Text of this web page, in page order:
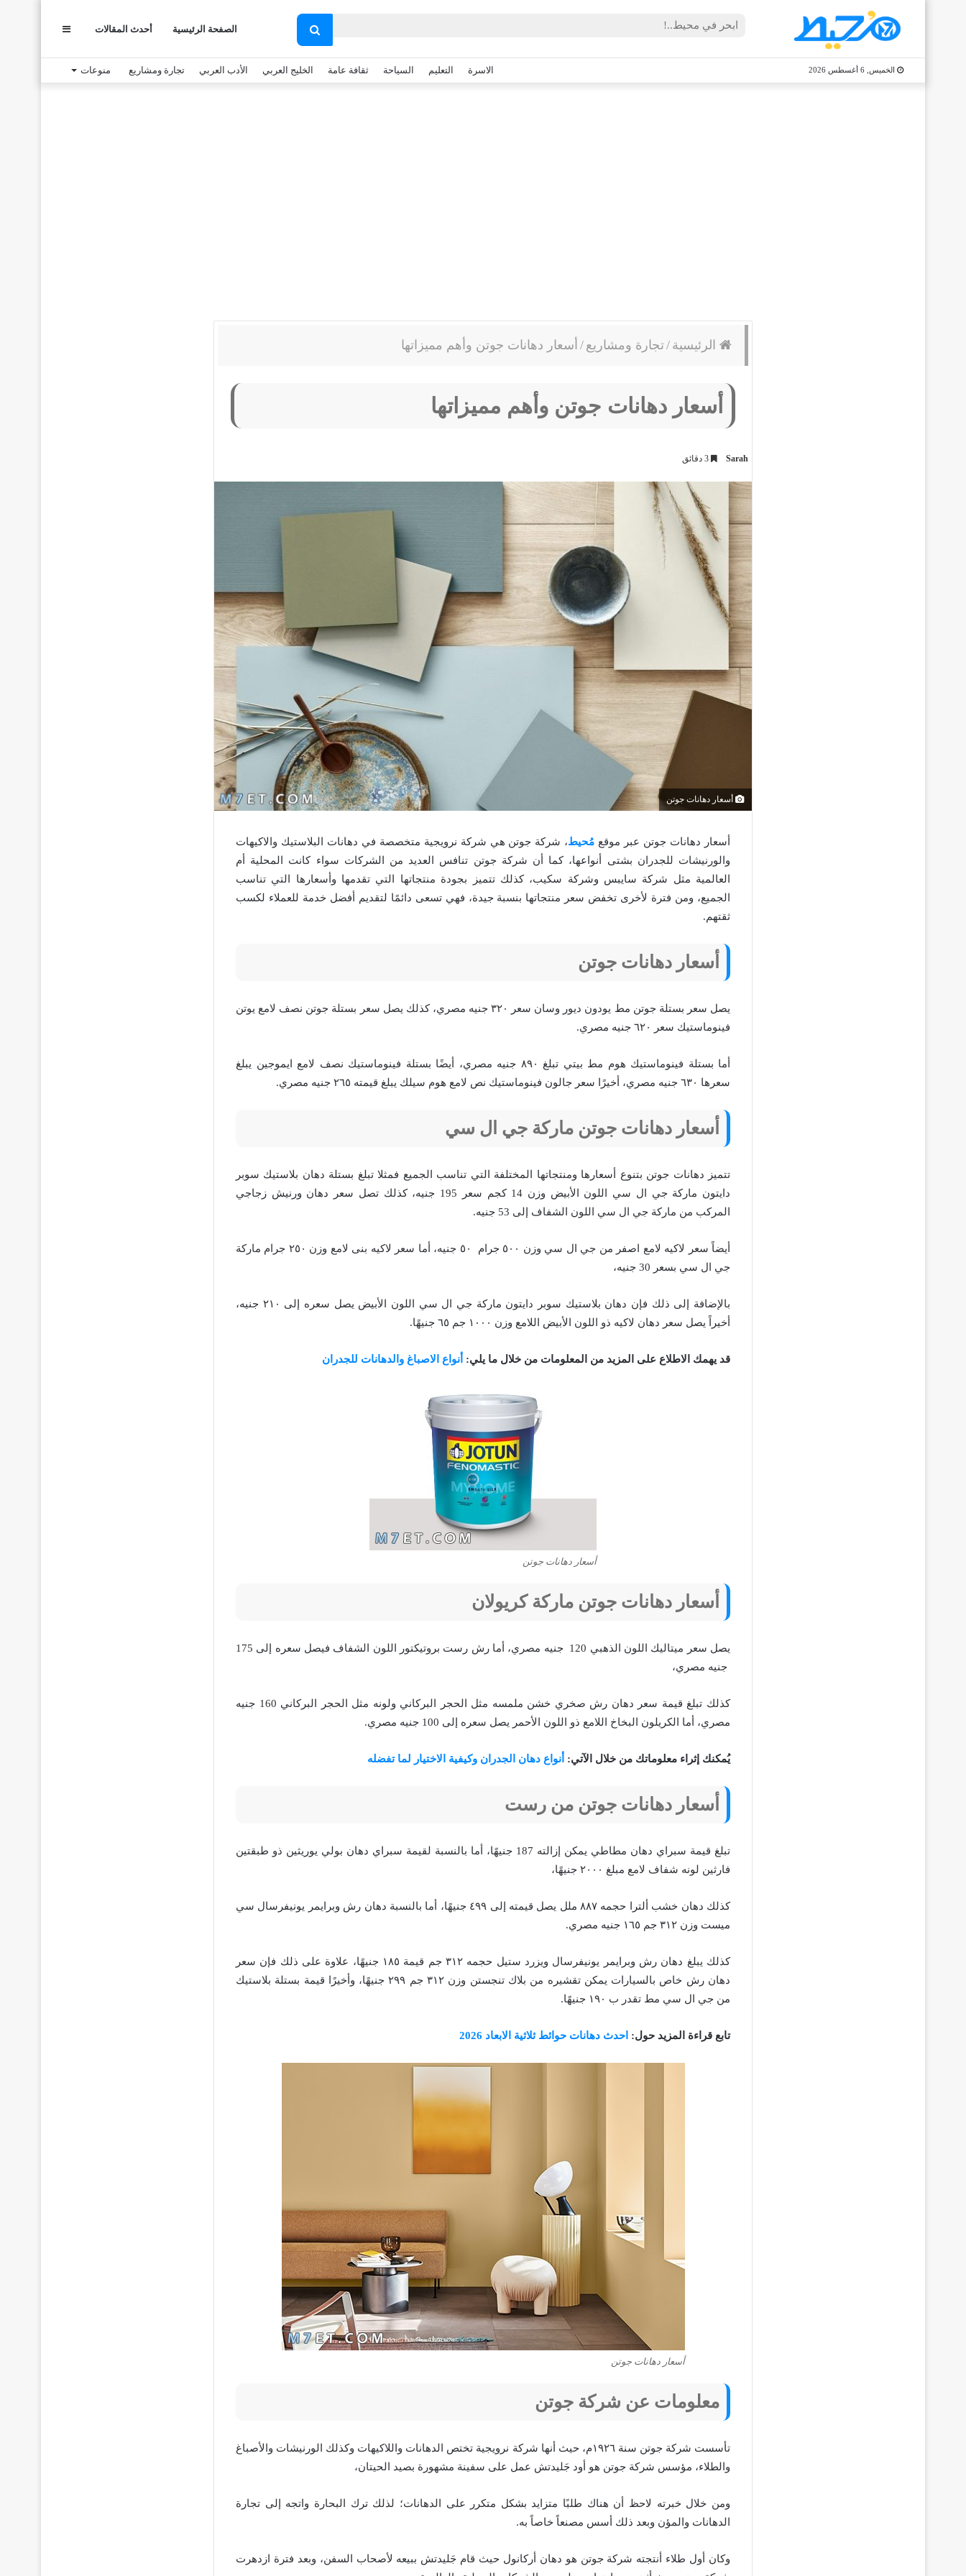
بحث
عن
الصفحة الرئيسية أحدث المقالات
الخميس, 6 أغسطس 2026 الاسرة التعليم السياحة ثقافة عامة الخليج العربي الأدب العربي تجارة ومشاريع منوعات
الرئيسية /تجارة ومشاريع / أسعار دهانات جوتن وأهم مميزاتها
أسعار دهانات جوتن وأهم مميزاتها
Sarah
أسعار دهانات جوتن
أسعار دهانات جوتن عبر موقع مُحيط، شركة جوتن هي شركة نرويجية متخصصة في دهانات البلاستيك والاكيهات
والورنيشات للجدران بشتى أنواعها، كما أن شركة جوتن تنافس العديد من الشركات سواء كانت المحلية أم
العالمية مثل شركة سايبس وشركة سكيب، كذلك تتميز بجودة منتجاتها التي تقدمها وأسعارها التي تناسب
الجميع، ومن فترة لأخرى تخفض سعر منتجاتها بنسبة جيدة، فهي تسعى دائمًا لتقديم أفضل خدمة للعملاء لكسب
ثقتهم.
أسعار دهانات جوتن
يصل سعر بستلة جوتن مط يودون ديور وسان سعر ٣٢٠ جنيه مصري، كذلك يصل سعر بستلة جوتن نصف لامع يوتن
فينوماستيك سعر ٦٢٠ جنيه مصري.
أما بستلة فينوماستيك هوم مط بيتي تبلغ ٨٩٠ جنيه مصري، أيضًا بستلة فينوماستيك نصف لامع ايموجين يبلغ
سعرها ٦٣٠ جنيه مصري، أخيرًا سعر جالون فينوماستيك نص لامع هوم سيلك يبلغ قيمته ٢٦٥ جنيه مصري.
أسعار دهانات جوتن ماركة جي ال سي
تتميز دهانات جوتن بتنوع أسعارها ومنتجاتها المختلفة التي تناسب الجميع فمثلا تبلغ بستلة دهان بلاستيك سوبر
دايتون ماركة جي ال سي اللون الأبيض وزن 14 كجم سعر 195 جنيه، كذلك تصل سعر دهان ورنيش زجاجي
المركب من ماركة جي ال سي اللون الشفاف إلى 53 جنيه.
أيضاً سعر لاكيه لامع اصفر من جي ال سي وزن ٥٠٠ جرام ٥٠ جنيه، أما سعر لاكيه بنى لامع وزن ٢٥٠ جرام ماركة
جي ال سي بسعر 30 جنيه،
بالإضافة إلى ذلك فإن دهان بلاستيك سوبر دايتون ماركة جي ال سي اللون الأبيض يصل سعره إلى ٢١٠ جنيه،
أخيراً يصل سعر دهان لاكيه ذو اللون الأبيض اللامع وزن ١٠٠٠ جم ٦٥ جنيهًا.
قد يهمك الاطلاع على المزيد من المعلومات من خلال ما يلي: أنواع الاصباغ والدهانات للجدران
أسعار دهانات جوتن
أسعار دهانات جوتن ماركة كريولان
يصل سعر ميتاليك اللون الذهبي 120 جنيه مصري، أما رش رست بروتيكتور اللون الشفاف فيصل سعره إلى 175
جنيه مصري،
كذلك تبلغ قيمة سعر دهان رش صخري خشن ملمسه مثل الحجر البركاني ولونه مثل الحجر البركاني 160 جنيه
مصري، أما الكريلون البخاخ اللامع ذو اللون الأحمر يصل سعره إلى 100 جنيه مصري.
يُمكنك إثراء معلوماتك من خلال الآتي: أنواع دهان الجدران وكيفية الاختيار لما تفضله
أسعار دهانات جوتن من رست
تبلغ قيمة سبراي دهان مطاطي يمكن إزالته 187 جنيهًا، أما بالنسبة لقيمة سبراي دهان بولي يوريثين ذو طبقتين
فارثين لونه شفاف لامع مبلغ ٢٠٠٠ جنيهًا،
كذلك دهان خشب ألترا حجمه ٨٨٧ ملل يصل قيمته إلى ٤٩٩ جنيهًا، أما بالنسبة دهان رش وبرايمر يونيفرسال سي
ميست وزن ٣١٢ جم ١٦٥ جنيه مصري.
كذلك يبلغ دهان رش وبرايمر يونيفرسال ويزرد ستيل حجمه ٣١٢ جم قيمة ١٨٥ جنيهًا، علاوة على ذلك فإن سعر
دهان رش خاص بالسيارات يمكن تقشيره من بلاك تنجستن وزن ٣١٢ جم ٢٩٩ جنيهًا، وأخيرًا قيمة بستلة بلاستيك
من جي ال سي مط تقدر ب ١٩٠ جنيهًا.
تابع قراءة المزيد حول: احدث دهانات حوائط ثلاثية الابعاد 2026
أسعار دهانات جوتن
معلومات عن شركة جوتن
تأسست شركة جوتن سنة ١٩٢٦م، حيث أنها شركة نرويجية تختص الدهانات واللاكيهات وكذلك الورنيشات والأصباغ
والطلاء، مؤسس شركة جوتن هو أود جَليدتش عمل على سفينة مشهورة بصيد الحيتان،
ومن خلال خبرته لاحظ أن هناك طلبًا متزايد بشكل متكرر على الدهانات؛ لذلك ترك البحارة واتجه إلى تجارة
الدهانات والمؤن وبعد ذلك أسس مصنعاً خاصاً به.
وكان أول طلاء أنتجته شركة جوتن هو دهان أركانول حيث قام جَليدتش ببيعه لأصحاب السفن، وبعد فترة ازدهرت